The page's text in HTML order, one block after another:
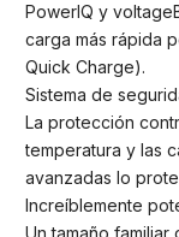
PowerIQ y
carga más rápida
Quick Charge).
Sistema de
La protección
temperatura y las
avanzadas lo
Increíblemente